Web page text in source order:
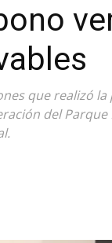
que realizó la
del Parque